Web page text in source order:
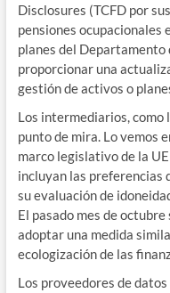
Disclosures (TCFD por
pensiones ocupacionales
planes del Departamento
proporcionar una
gestión de activos o
Los intermediarios, como
punto de mira. Lo vemos
marco legislativo de la
incluyan las preferencias
su evaluación de
El pasado mes de
adoptar una medida
ecologización de las
Los proveedores de